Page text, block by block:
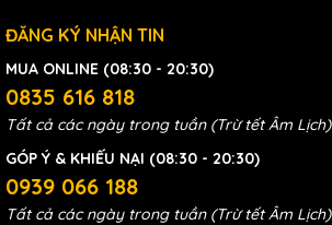
ĐĂNG KÝ NHẬN TIN
MUA ONLINE (08:30 - 20:30)
0835 616 818
Tất cả các ngày trong tuần (Trừ tết Âm Lịch)
GÓP Ý & KHIẾU NẠI (08:30 - 20:30)
0939 066 188
Tất cả các ngày trong tuần (Trừ tết Âm Lịch)